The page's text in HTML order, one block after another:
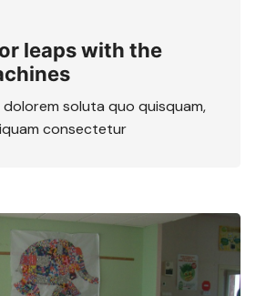
leaps with the
dolorem soluta quo quisquam,
consectetur